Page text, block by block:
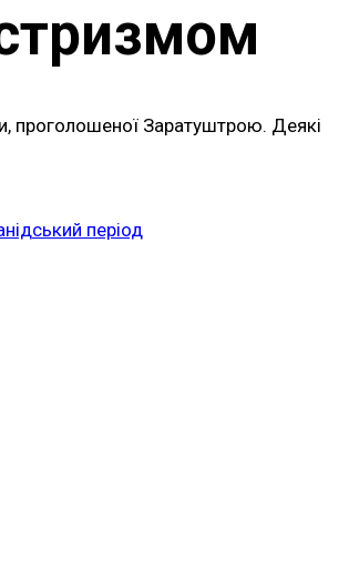
проголошеної Заратуштрою. Деякі
період